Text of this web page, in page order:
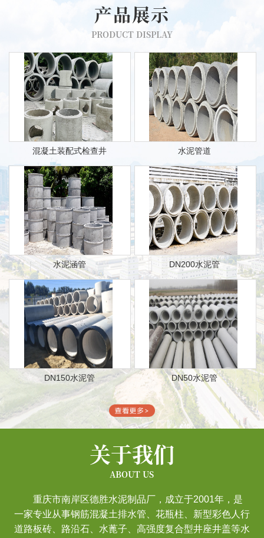
产品展示
PRODUCT DISPLAY
混凝土装配式检查井 水泥管道
水泥涵管 DN200水泥管
DN150水泥管 DN50水泥管
关于我们
ABOUT US
重庆市南岸区德胜水泥制品厂，成立于2001年，是
一家专业从事钢筋混凝土排水管、花瓶柱、新型彩色人行
道路板砖、路沿石、水蓖子、高强度复合型井座井盖等水